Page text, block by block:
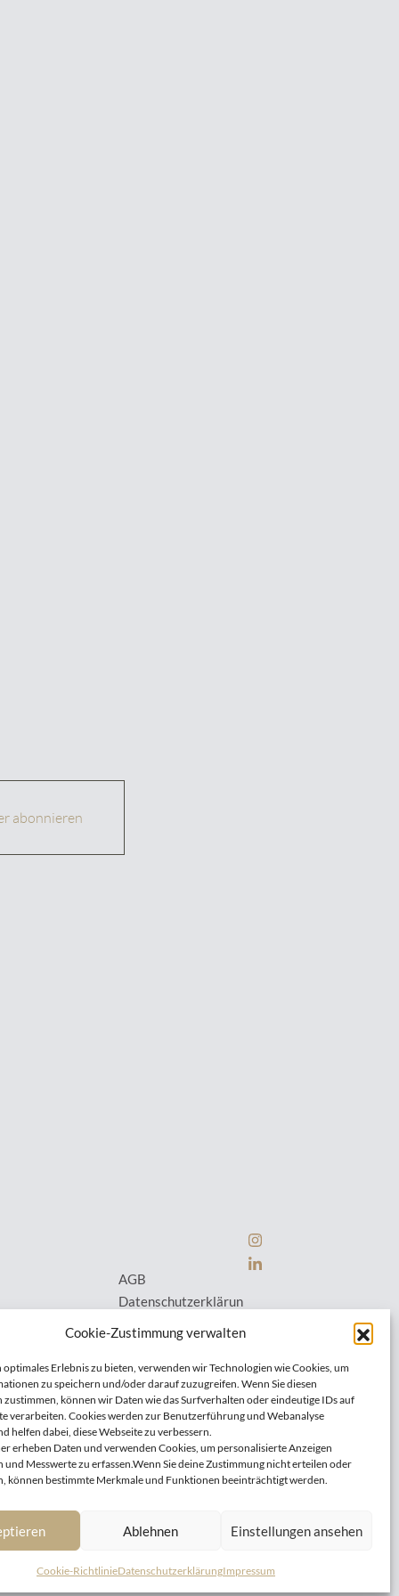
Cookie-Zustimmung verwalten
optimales Erlebnis zu bieten, verwenden wir Technologien wie Cookies, um
zu speichern und/oder darauf zuzugreifen. Wenn Sie diesen
zustimmen, können wir Daten wie das Surfverhalten oder eindeutige IDs auf
verarbeiten. Cookies werden zur Benutzerführung und Webanalyse
helfen dabei, diese Webseite zu verbessern.
erheben Daten und verwenden Cookies, um personalisierte Anzeigen
und Messwerte zu erfassen.Wenn Sie deine Zustimmung nicht erteilen oder
können bestimmte Merkmale und Funktionen beeinträchtigt werden.
Ablehnen Einstellungen ansehen
Cookie-RichtlinieDatenschutzerklärungImpressum
AGB
Datenschutzerklärun
Cookie-Richtlinie (E
U)
Impressum|Kontakt
sein?